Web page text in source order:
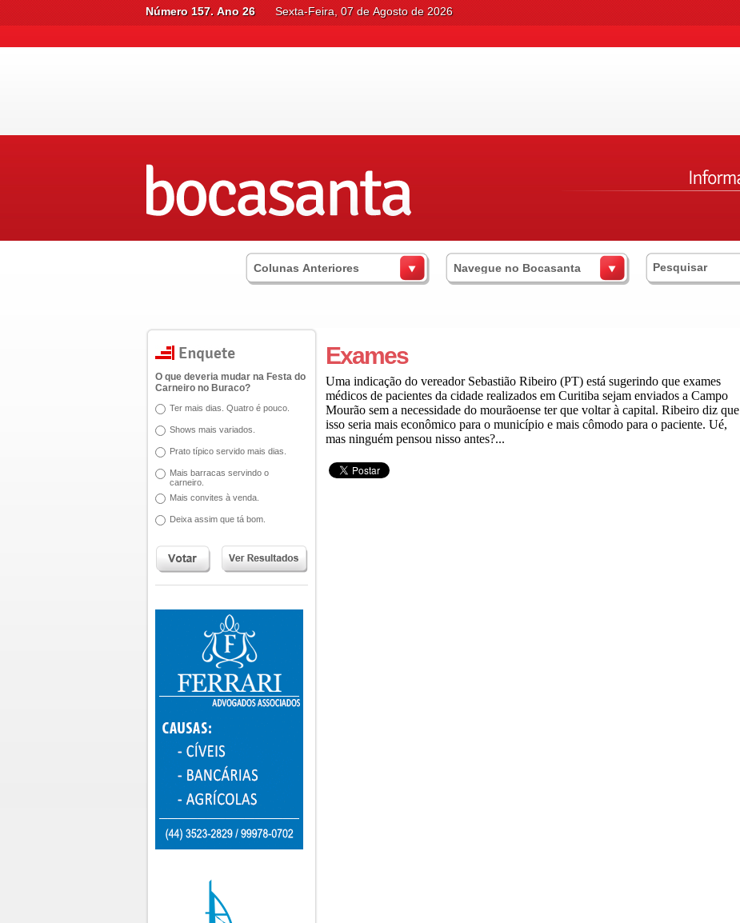
Número 157. Ano 26 Sexta-Feira, 07 de Agosto de 2026
Colunas Anteriores Navegue no Bocasanta
O que deveria mudar na Festa do
Carneiro no Buraco?
Ter mais dias. Quatro é pouco.
Shows mais variados.
Prato típico servido mais dias.
Mais barracas servindo o
carneiro.
Mais convites à venda.
Deixa assim que tá bom.
Exames
Uma indicação do vereador Sebastião Ribeiro (PT) está sugerindo que exames
médicos de pacientes da cidade realizados em Curitiba sejam enviados a Campo
Mourão sem a necessidade do mourãoense ter que voltar à capital. Ribeiro diz que
isso seria mais econômico para o município e mais cômodo para o paciente. Ué,
mas ninguém pensou nisso antes?...